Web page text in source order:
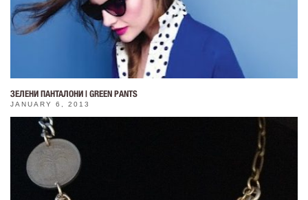
ЗЕЛЕНИ ПАНТАЛОНИ | GREEN PANTS
JANUARY 6, 2013